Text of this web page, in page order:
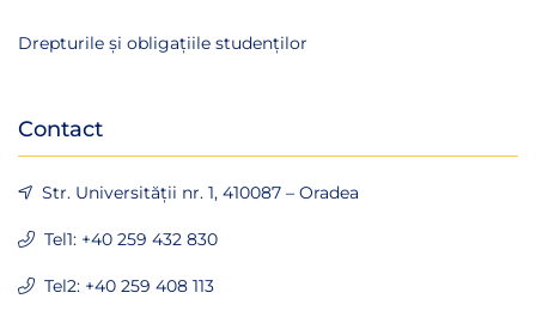
Drepturile și obligațiile studenților
Contact
Str. Universității nr. 1, 410087 – Oradea
Tel1: +40 259 432 830
Tel2: +40 259 408 113